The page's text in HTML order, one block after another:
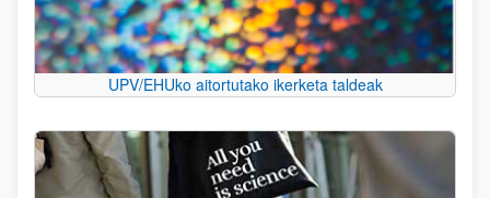
UPV/EHUko aitortutako ikerketa taldeak